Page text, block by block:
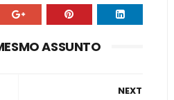
ASSUNTO
NEXT